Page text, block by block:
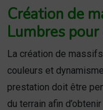
Création de
Lumbres
La création de
couleurs et
prestation doit être
du terrain afin